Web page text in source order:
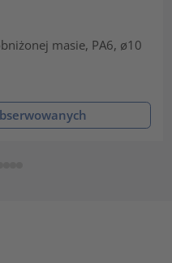
masie, PA6, ø10